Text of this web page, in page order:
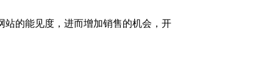
的能见度，进而增加销售的机会，开